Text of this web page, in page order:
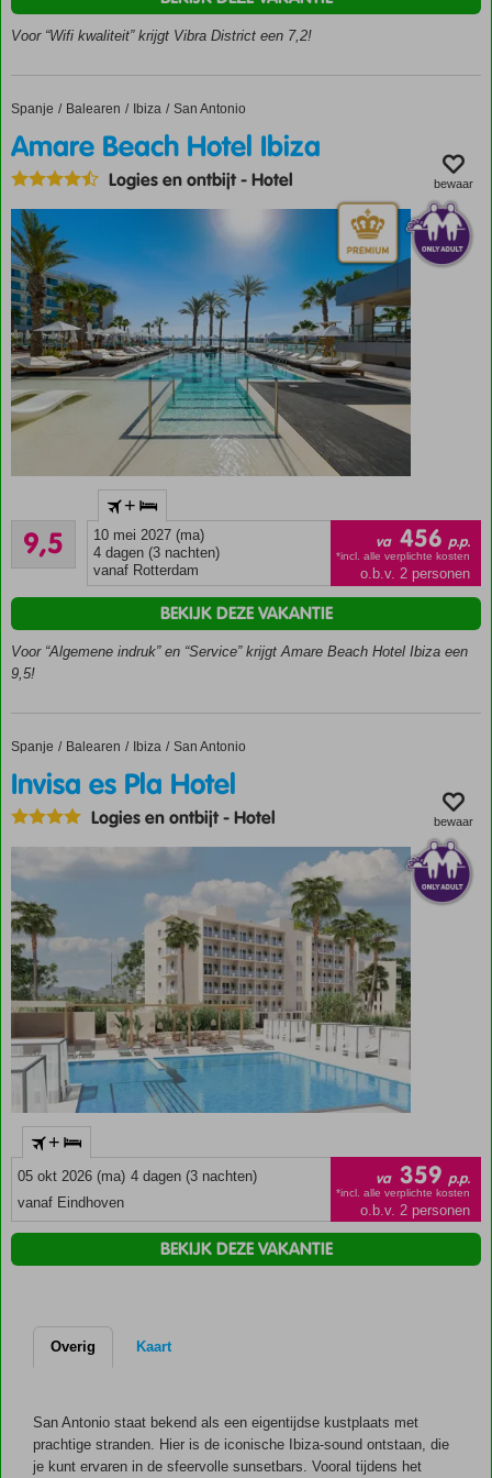
Antonio
op 500
op
loopafstand
en All
Inclusive
ook
mogelijk
Voor “Wifi kwaliteit” krijgt Vibra District een 7,2!
Home
Spanje Balearen Ibiza San Antonio
Amare Beach Hotel Ibiza
Amare Beach Hotel Ibiza
Logies en ontbijt-Hotel bewaar
Trendy adults
recommended
hotel
Direct
het
De
Ook op
basis van
Rooftop
zwembad
9,5
Uitmuntend
6
beoordelingen
+
10 mei 2027 (ma)
4 dagen (3 nachten)
vanaf Rotterdam
va 456 p.p.
*incl. alle verplichte kosten
o.b.v. 2 personen
Voor “Algemene indruk” en “Service” krijgt Amare Beach Hotel Ibiza een
9,5!
BEKIJK DEZE VAKANTIE
Home
Spanje Balearen Ibiza San Antonio
Invisa es Pla Hotel
Invisa es Pla Hotel
Logies en ontbijt-Hotel bewaar
+
05 okt 2026 (ma) 4 dagen (3 nachten)
vanaf Eindhoven
va 359 p.p.
*incl. alle verplichte kosten
o.b.v. 2 personen
BEKIJK DEZE VAKANTIE
Overig Kaart
San Antonio staat bekend als een eigentijdse kustplaats met
prachtige stranden. Hier is de iconische Ibiza-sound ontstaan, die
je kunt ervaren in de sfeervolle sunsetbars. Vooral tijdens het